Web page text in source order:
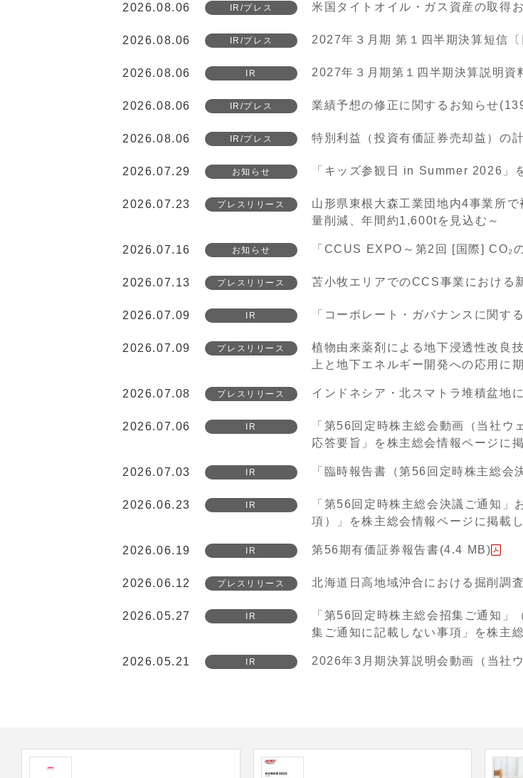
2026.08.06 IR/プレス 米国タイトオイル・ガス資産の取得
2026.08.06 IR/プレス 2027年３月期 第１四半期決算短信
2026.08.06 IR 2027年３月期第１四半期決算説明資
2026.08.06 IR/プレス 業績予想の修正に関するお知らせ
2026.08.06 IR/プレス 特別利益（投資有価証券売却益）の
2026.07.29 お知らせ 「キッズ参観日 in Summer 2026」
2026.07.23 プレスリリース
山形県東根大森工業団地内4事業所
量削減、年間約1,600tを見込む～
2026.07.16 お知らせ 「CCUS EXPO～第2回 [国際] CO₂
2026.07.13 プレスリリース 苫小牧エリアでのCCS事業における
2026.07.09 IR 「コーポレート・ガバナンスに関す
2026.07.09 プレスリリース
植物由来薬剤による地下浸透性改良
上と地下エネルギー開発への応用
2026.07.08 プレスリリース インドネシア・北スマトラ堆積盆地
2026.07.06 IR
「第56回定時株主総会動画（当社
応答要旨」を株主総会情報ページに
2026.07.03 IR 「臨時報告書（第56回定時株主総会
2026.06.23 IR
「第56回定時株主総会決議ご通知
項）」を株主総会情報ページに掲載
2026.06.19 IR 第56期有価証券報告書(4.4 MB)
2026.06.12 プレスリリース 北海道日高地域沖合における掘削調
2026.05.27 IR
「第56回定時株主総会招集ご通知
集ご通知に記載しない事項」を株主
2026.05.21 IR 2026年3月期決算説明会動画（当社